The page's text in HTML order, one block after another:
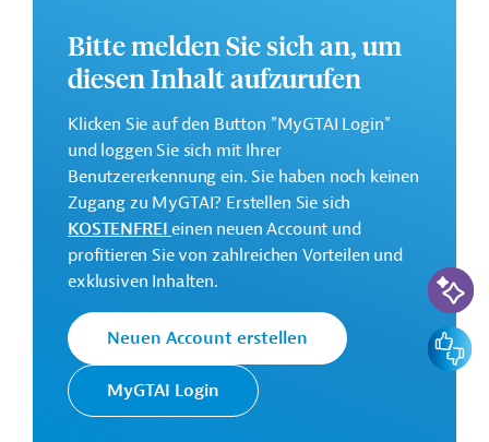
106,4 Millionen Euro
Geberbeitrag:
55,36 Millionen Euro (Darlehen)
Kontaktadressen
Agrarentwicklungsfonds
(IFAD)
Vereinten Nationen und
hat zum Ziel, Kleinbauern
zu unterstützen.
Bitte melden Sie sich an, um
diesen Inhalt aufzurufen
Klicken Sie auf den Button "MyGTAI Login"
und loggen Sie sich mit Ihrer
Benutzererkennung ein. Sie haben noch keinen
Zugang zu MyGTAI? Erstellen Sie sich
KOSTENFREIeinen neuen Account und
profitieren Sie von zahlreichen Vorteilen und
exklusiven Inhalten.
Neuen Account erstellen
MyGTAI Login
KI-